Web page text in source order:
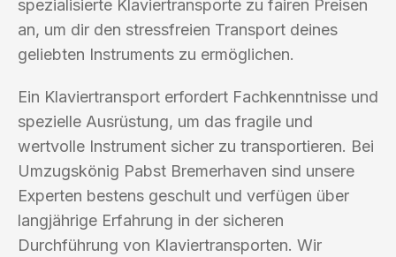
spezialisierte Klaviertransporte zu fairen Preisen
an, um dir den stressfreien Transport deines
geliebten Instruments zu ermöglichen.
Ein Klaviertransport erfordert Fachkenntnisse und
spezielle Ausrüstung, um das fragile und
wertvolle Instrument sicher zu transportieren. Bei
Umzugskönig Pabst Bremerhaven sind unsere
Experten bestens geschult und verfügen über
langjährige Erfahrung in der sicheren
Durchführung von Klaviertransporten. Wir